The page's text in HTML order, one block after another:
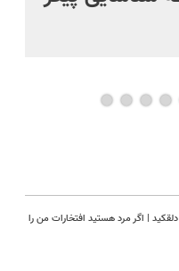
| اگر مرد هستید افتخارات من را